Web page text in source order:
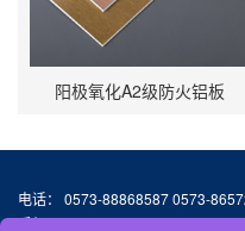
阳极氧化A2级防火铝板
电话： 0573-88868587 0573-
手机：13064776677